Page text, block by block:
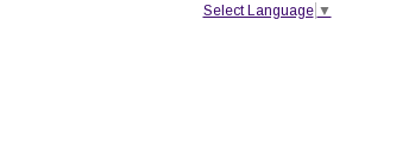
Select Language ▼